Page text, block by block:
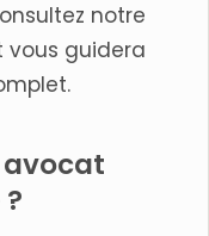
notre
guidera